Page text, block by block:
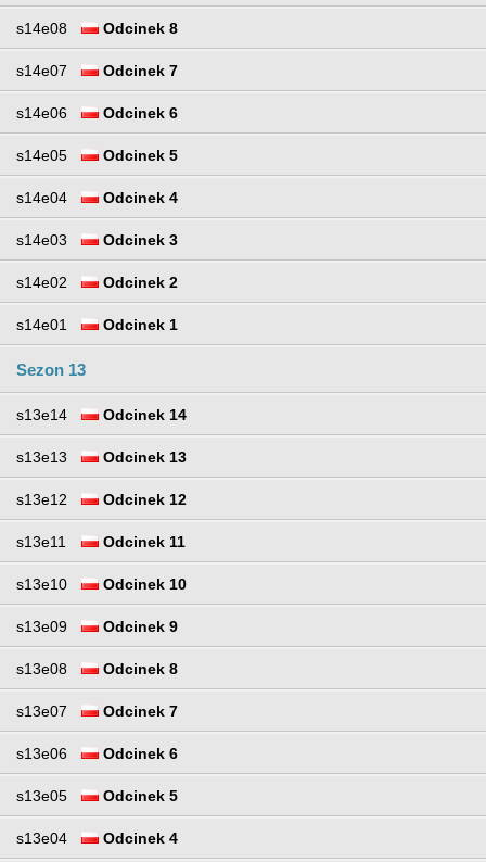
s14e08 Odcinek 8
s14e07 Odcinek 7
s14e06 Odcinek 6
s14e05 Odcinek 5
s14e04 Odcinek 4
s14e03 Odcinek 3
s14e02 Odcinek 2
s14e01 Odcinek 1
Sezon 13
s13e14 Odcinek 14
s13e13 Odcinek 13
s13e12 Odcinek 12
s13e11 Odcinek 11
s13e10 Odcinek 10
s13e09 Odcinek 9
s13e08 Odcinek 8
s13e07 Odcinek 7
s13e06 Odcinek 6
s13e05 Odcinek 5
s13e04 Odcinek 4